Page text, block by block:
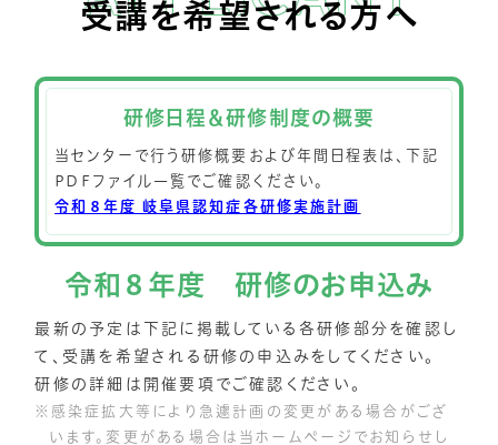
受講を希望される方へ
研修日程＆研修制度の概要
当センターで行う研修概要および年間日程表は、下記
PDFファイル一覧でご確認ください。
令和８年度 岐阜県認知症各研修実施計画
令和８年度 研修のお申込み
最新の予定は下記に掲載している各研修部分を確認し
て、受講を希望される研修の申込みをしてください。
研修の詳細は開催要項でご確認ください。
感染症拡大等により急遽計画の変更がある場合がござ
います。変更がある場合は当ホームページでお知らせし